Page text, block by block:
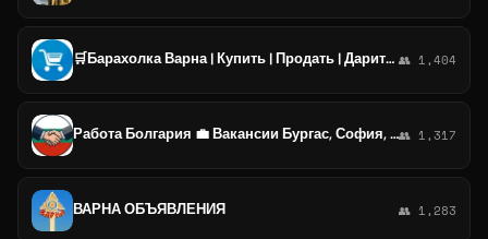
🛒Барахолка Варна | Купить | Продать | Дарить | Объявления 👥 1,404
Работа Болгария 💼 Вакансии Бургас, София, Варна, Несебр, Солнечный Берег, Святой Влас, Созополь, Пловдив, Созополь, Русе и т.д.👥 1,317
ВАРНА ОБЪЯВЛЕНИЯ 👥 1,283